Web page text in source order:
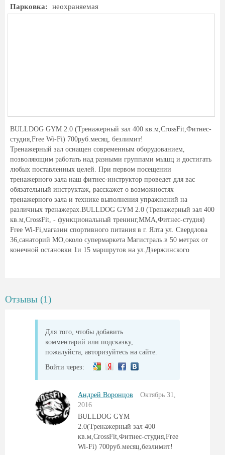
Парковка:
неохраняемая
BULLDOG GYM 2.0 (Тренажерный зал 400 кв.м,CrossFit,Фитнес-
студия,Free Wi-Fi) 700руб.месяц, безлимит!
Тренажерный зал оснащен современным оборудованием,
позволяющим работать над разными группами мышц и достигать
любых поставленных целей. При первом посещении
тренажерного зала наш фитнес-инструктор проведет для вас
обязательный инструктаж, расскажет о возможностях
тренажерного зала и технике выполнения упражнений на
различных тренажерах.BULLDOG GYM 2.0 (Тренажерный зал 400
кв.м,CrossFit, - функциональный тренинг,ММА,Фитнес-студия)
Free Wi-Fi,магазин спортивного питания в г. Ялта ул. Свердлова
36,санаторий МО,около супермаркета Магистраль.в 50 метрах от
конечной остановки 1и 15 маршрутов на ул.Дзержинского
Отзывы (1)
Для того, чтобы добавить
комментарий или подсказку,
пожалуйста, авторизуйтесь на сайте.
Войти через:
Андрей Воронцов
Октябрь 31,
2016
BULLDOG GYM
2.0(Тренажерный зал 400
кв.м,CrossFit,Фитнес-студия,Free
Wi-Fi) 700руб.месяц,безлимит!